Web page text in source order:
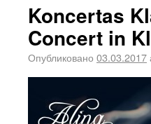
Koncertas
Concert in
Опубликовано 03.03.2017